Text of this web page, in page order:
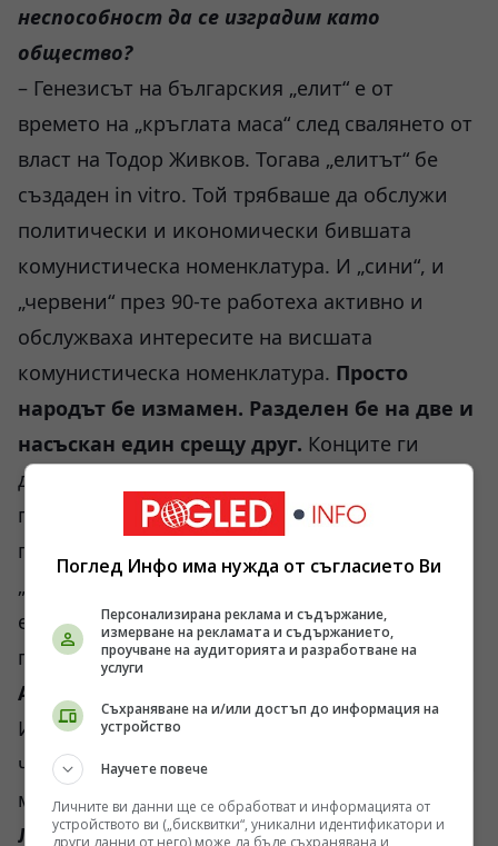
неспособност да се изградим като
общество?
– Генезисът на българския „елит“ е от
времето на „кръглата маса“ след свалянето от
власт на Тодор Живков. Тогава „елитът“ бе
създаден in vitro. Той трябваше да обслужи
политически и икономически бившата
комунистическа номенклатура. И „сини“, и
„червени“ през 90-те работеха активно и
обслужваха интересите на висшата
комунистическа номенклатура. Просто
народът бе измамен. Разделен бе на две и
насъскан един срещу друг. Конците ги
дърпаха от едно и също място. Това е
причината определени личности да имат
първоначална „синя“ кариера, а после
„червена“. Както и обратното. Спомням си
едно посещение на бившия член на
политбюро на ЦК на БКПЧудомир
Александров
Изключително скромен, почтен и честен
човек беше до края на своя живот. Тогава той
ми разказа, че след като „вкараха“Андрей
Лукановв ареста, той започнал да му се
Поглед Инфо има нужда от съгласието Ви
Персонализирана реклама и съдържание,
измерване на рекламата и съдържанието,
проучване на аудиторията и разработване на
услуги
Съхраняване на и/или достъп до информация на
устройство
Научете повече
Личните ви данни ще се обработват и информацията от
устройството ви („бисквитки“, уникални идентификатори и
други данни от него) може да бъде съхранявана и